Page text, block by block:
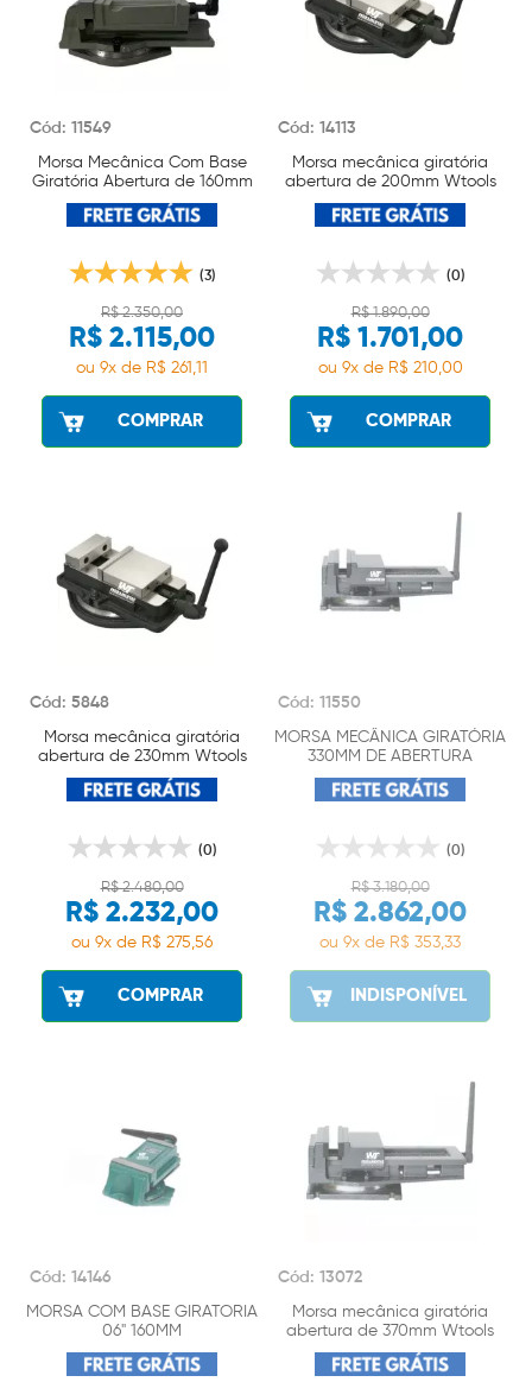
Cód: 11549
Morsa Mecânica Com Base
Giratória Abertura de 160mm
Wtools
(3)
R$ 2.350,00
R$ 2.115,00
ou 9x de R$ 261,11
COMPRAR
Cód: 14113
Morsa mecânica giratória
abertura de 200mm Wtools
(0)
R$ 1.890,00
R$ 1.701,00
ou 9x de R$ 210,00
COMPRAR
Cód: 5848
Morsa mecânica giratória
abertura de 230mm Wtools
(0)
R$ 2.480,00
R$ 2.232,00
ou 9x de R$ 275,56
COMPRAR
Cód: 11550
MORSA MECÂNICA GIRATÓRIA
330MM DE ABERTURA
(0)
R$ 3.180,00
R$ 2.862,00
ou 9x de R$ 353,33
INDISPONÍVEL
Cód: 14146
MORSA COM BASE GIRATORIA
06" 160MM
Cód: 13072
Morsa mecânica giratória
abertura de 370mm Wtools